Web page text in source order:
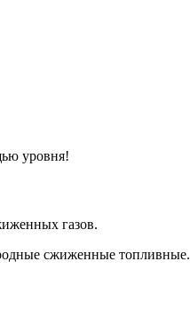
уровня!
газов.
сжиженные топливные.